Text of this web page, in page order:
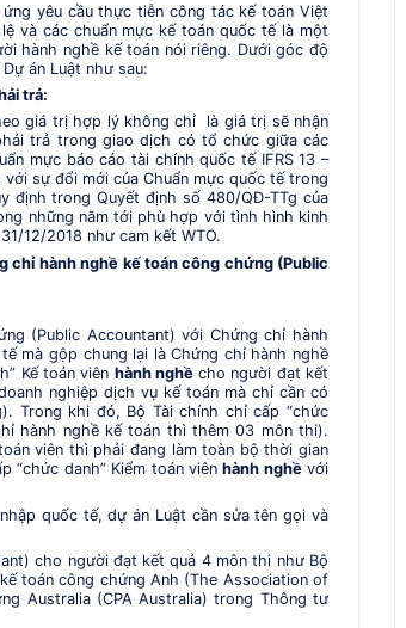
yêu cầu thực tiễn công tác kế toán Việt
và các chuẩn mực kế toán quốc tế là một
hành nghề kế toán nói riêng. Dưới góc độ
án Luật như sau:
trả:
giá trị hợp lý không chỉ là giá trị sẽ nhận
trả trong giao dịch có tổ chức giữa các
mực báo cáo tài chính quốc tế IFRS 13 –
sự đổi mới của Chuẩn mực quốc tế trong
định trong Quyết định số 480/QĐ-TTg của
những năm tới phù hợp với tình hình kinh
12/2018 như cam kết WTO.
hành nghề kế toán công chứng (Public
(Public Accountant) với Chứng chỉ hành
mà gộp chung lại là Chứng chỉ hành nghề
Kế toán viên hành nghềcho người đạt kết
nghiệp dịch vụ kế toán mà chỉ cần có
Trong khi đó, Bộ Tài chính chỉ cấp “chức
hành nghề kế toán thì thêm 03 môn thi).
viên thì phải đang làm toàn bộ thời gian
“chức danh” Kiểm toán viênhành nghềvới
quốc tế, dự án Luật cần sửa tên gọi và
cho người đạt kết quả 4 môn thi như Bộ
toán công chứng Anh (The Association of
Australia (CPA Australia) trong Thông tư